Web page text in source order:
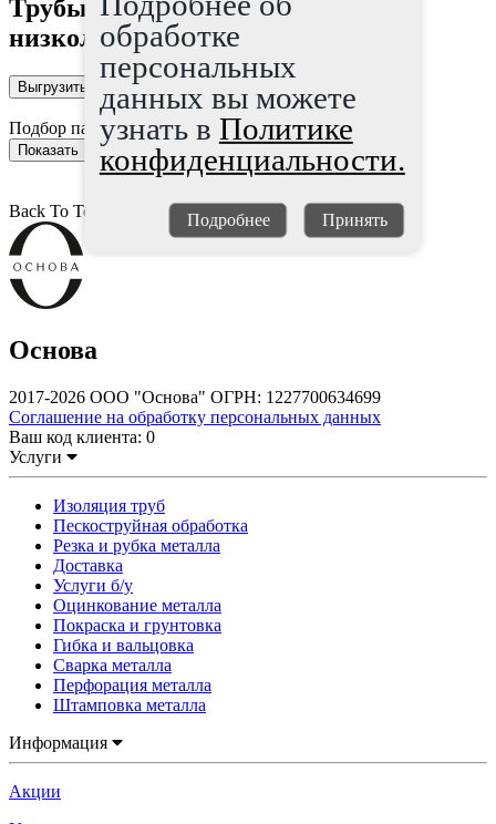
Трубы электросварные
низколегированные
Выгрузить каталог в Excel
Подбор параметров
Back To Top
Основа
2017-2026 ООО "Основа" ОГРН: 1227700634699
Соглашение на обработку персональных данных
Ваш код клиента: 0
Услуги
Изоляция труб
Пескоструйная обработка
Резка и рубка металла
Доставка
Услуги б/у
Оцинкование металла
Покраска и грунтовка
Гибка и вальцовка
Сварка металла
Перфорация металла
Штамповка металла
Информация
Акции
обработке
персональных
данных вы можете
узнать в Политике
конфиденциальности.
Подробнее Принять